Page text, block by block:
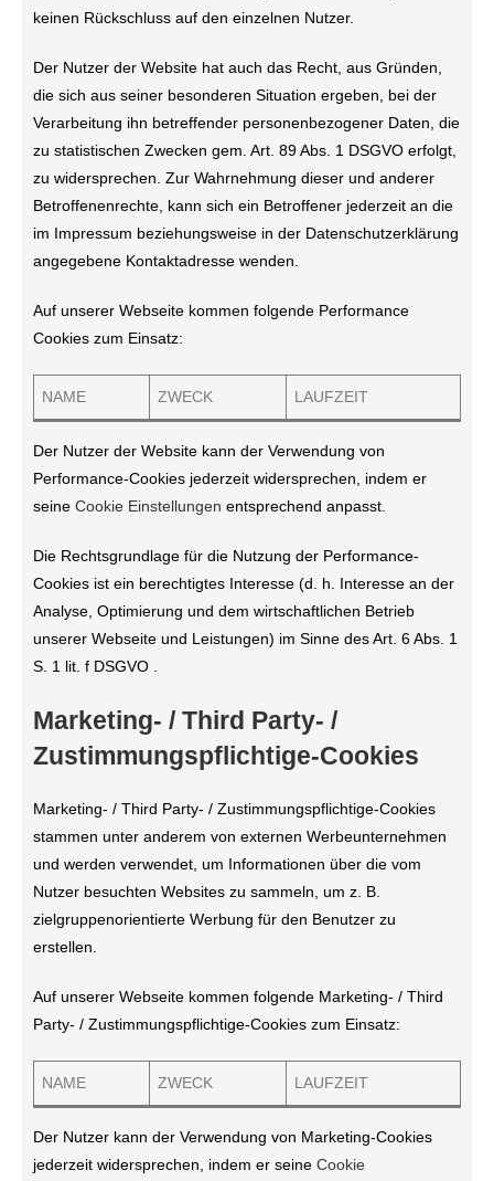
keinen Rückschluss auf den einzelnen Nutzer.
Der Nutzer der Website hat auch das Recht, aus Gründen,
die sich aus seiner besonderen Situation ergeben, bei der
Verarbeitung ihn betreffender personenbezogener Daten, die
zu statistischen Zwecken gem. Art. 89 Abs. 1 DSGVO erfolgt,
zu widersprechen. Zur Wahrnehmung dieser und anderer
Betroffenenrechte, kann sich ein Betroffener jederzeit an die
im Impressum beziehungsweise in der Datenschutzerklärung
angegebene Kontaktadresse wenden.
Auf unserer Webseite kommen folgende Performance
Cookies zum Einsatz:
NAME ZWECK LAUFZEIT
Der Nutzer der Website kann der Verwendung von
Performance-Cookies jederzeit widersprechen, indem er
seine Cookie Einstellungen entsprechend anpasst.
Die Rechtsgrundlage für die Nutzung der Performance-
Cookies ist ein berechtigtes Interesse (d. h. Interesse an der
Analyse, Optimierung und dem wirtschaftlichen Betrieb
unserer Webseite und Leistungen) im Sinne des Art. 6 Abs. 1
S. 1 lit. f DSGVO .
Marketing- / Third Party- /
Zustimmungspflichtige-Cookies
Marketing- / Third Party- / Zustimmungspflichtige-Cookies
stammen unter anderem von externen Werbeunternehmen
und werden verwendet, um Informationen über die vom
Nutzer besuchten Websites zu sammeln, um z. B.
zielgruppenorientierte Werbung für den Benutzer zu
erstellen.
Auf unserer Webseite kommen folgende Marketing- / Third
Party- / Zustimmungspflichtige-Cookies zum Einsatz:
NAME ZWECK LAUFZEIT
Der Nutzer kann der Verwendung von Marketing-Cookies
jederzeit widersprechen, indem er seine Cookie